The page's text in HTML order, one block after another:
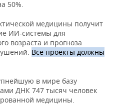
50%.
медицины получит
ИИ-системы для
возраста и прогноза
Все проекты должны
в мире базу
ДНК 747 тысяч человек
медицины.